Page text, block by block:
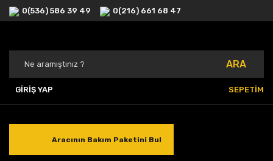
0(536) 586 39 49 0(216) 661 68 47
ARA
GİRİŞ YAP SEPETİM
Aracının Bakım Paketini Bul